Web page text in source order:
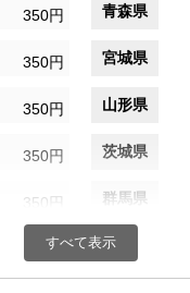
350円 青森県
350円 宮城県
350円 山形県
350円 茨城県
350円 群馬県
350円 千葉県
すべて表示